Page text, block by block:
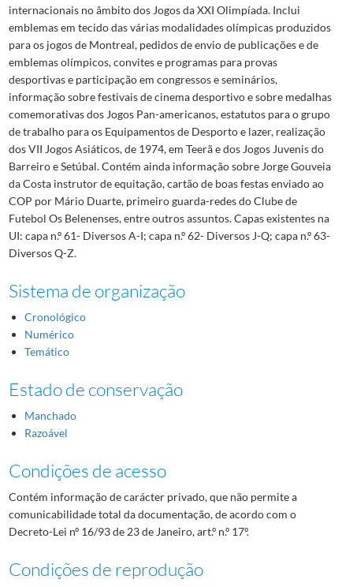
internacionais no âmbito dos Jogos da XXI Olimpíada. Inclui
emblemas em tecido das várias modalidades olímpicas produzidos
para os jogos de Montreal, pedidos de envio de publicações e de
emblemas olímpicos, convites e programas para provas
desportivas e participação em congressos e seminários,
informação sobre festivais de cinema desportivo e sobre medalhas
comemorativas dos Jogos Pan-americanos, estatutos para o grupo
de trabalho para os Equipamentos de Desporto e lazer, realização
dos VII Jogos Asiáticos, de 1974, em Teerã e dos Jogos Juvenis do
Barreiro e Setúbal. Contém ainda informação sobre Jorge Gouveia
da Costa instrutor de equitação, cartão de boas festas enviado ao
COP por Mário Duarte, primeiro guarda-redes do Clube de
Futebol Os Belenenses, entre outros assuntos. Capas existentes na
UI: capa n.º 61- Diversos A-I; capa n.º 62- Diversos J-Q; capa n.º 63-
Diversos Q-Z.
Sistema de organização
Cronológico
Numérico
Temático
Estado de conservação
Manchado
Razoável
Condições de acesso
Contém informação de carácter privado, que não permite a
comunicabilidade total da documentação, de acordo com o
Decreto-Lei nº 16/93 de 23 de Janeiro, art.º n.º 17º.
Condições de reprodução